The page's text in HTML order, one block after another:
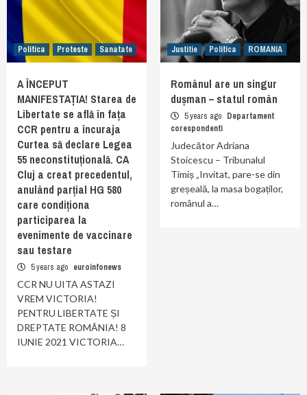
Politica Proteste Sanatate
A ÎNCEPUT
MANIFESTAȚIA! Starea de
Libertate se află în fața
CCR pentru a încuraja
Curtea să declare Legea
55 neconstituțională. CA
Cluj a creat precedentul,
anulând parțial HG 580
care condiționa
participarea la
evenimente de vaccinare
sau testare
5 years ago euroinfonews
CCR NU UITA ASTAZI
VREM VICTORIA!
PENTRU LIBERTATE ȘI
DREPTATE ROMÂNIA! 8
IUNIE 2021 VICTORIA…
Justitie Politica ROMANIA
Românul are un singur
dușman – statul român
5 years ago Departament
corespondenti
Judecător Adriana
Stoicescu – Tribunalul
Timiș „Invitat, pare-se din
greșeală, la masa bogaților,
românul a…